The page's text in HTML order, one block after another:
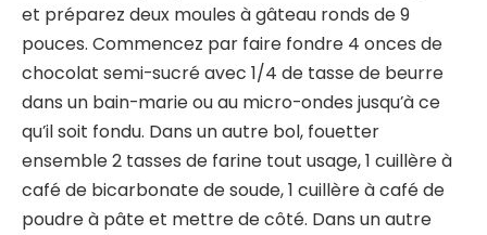
et préparez deux moules à gâteau ronds de 9
pouces. Commencez par faire fondre 4 onces de
chocolat semi-sucré avec 1/4 de tasse de beurre
dans un bain-marie ou au micro-ondes jusqu’à ce
qu’il soit fondu. Dans un autre bol, fouetter
ensemble 2 tasses de farine tout usage, 1 cuillère à
café de bicarbonate de soude, 1 cuillère à café de
poudre à pâte et mettre de côté. Dans un autre